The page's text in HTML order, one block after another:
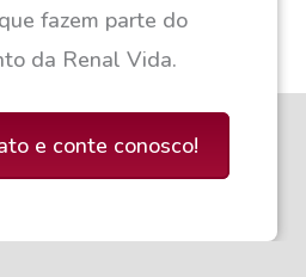
fazem parte do
da Renal Vida.
e conte conosco!